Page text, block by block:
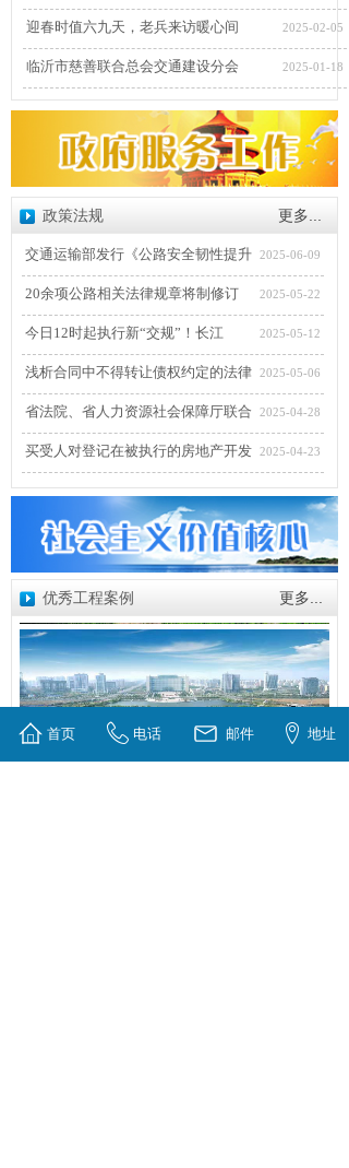
迎春时值六九天，老兵来访暖心间 2025-02-05
临沂市慈善联合总会交通建设分会 2025-01-18
更多...
政策法规
交通运输部发行《公路安全韧性提升 2025-06-09
20余项公路相关法律规章将制修订 2025-05-22
今日12时起执行新“交规”！长江 2025-05-12
浅析合同中不得转让债权约定的法律 2025-05-06
省法院、省人力资源社会保障厅联合 2025-04-28
买受人对登记在被执行的房地产开发 2025-04-23
更多...
优秀工程案例
首页 电话 邮件 地址